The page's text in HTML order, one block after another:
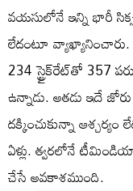
వయసులోనే ఇన్ని భారీ
లేదంటూ
234 స్ట్రైక్‌రేట్‌తో 357
ఉన్నాడు. అతడు ఇదే
దక్కించుకున్నా ఆశ్చర్యం
ఏళ్లు. త్వ‌ర‌లోనే
చేసే అవ‌కాశ‌ముంది.